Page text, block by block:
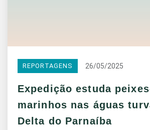
REPORTAGENS 26/05/2025
Expedição estuda
marinhos nas águas
Delta do Parnaíba